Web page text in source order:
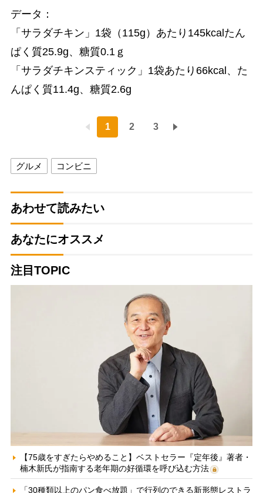
データ：
「サラダチキン」1袋（115g）あたり145kcalたん
ぱく質25.9g、糖質0.1ｇ
「サラダチキンスティック」1袋あたり66kcal、た
んぱく質11.4g、糖質2.6g
1 2 3
グルメ コンビニ
あわせて読みたい
あなたにオススメ
注目TOPIC
【75歳をすぎたらやめること】ベストセラー『定年後』著者・
楠木新氏が指南する老年期の好循環を呼び込む方法
「30種類以上のパン食べ放題」で行列のできる新形態レストラ